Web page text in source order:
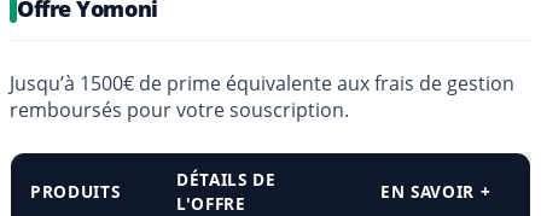
Offre Yomoni
Jusqu’à 1500€ de prime équivalente aux frais de gestion
remboursés pour votre souscription.
PRODUITS
DÉTAILS DE
L'OFFRE
EN SAVOIR +